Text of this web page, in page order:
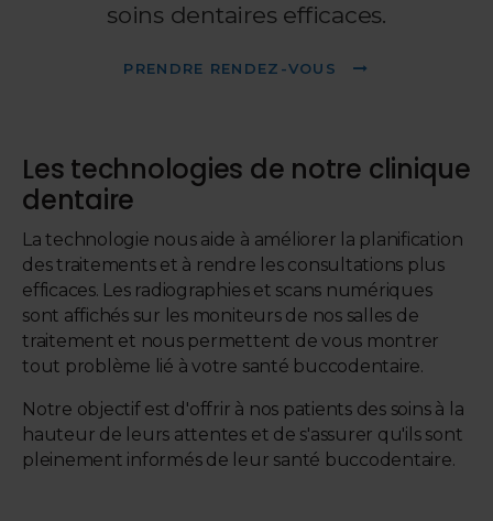
soins dentaires efficaces.
PRENDRE RENDEZ-VOUS
Les technologies de notre clinique
dentaire
La technologie nous aide à améliorer la planification
des traitements et à rendre les consultations plus
efficaces. Les radiographies et scans numériques
sont affichés sur les moniteurs de nos salles de
traitement et nous permettent de vous montrer
tout problème lié à votre santé buccodentaire.
Notre objectif est d'offrir à nos patients des soins à la
hauteur de leurs attentes et de s'assurer qu'ils sont
pleinement informés de leur santé buccodentaire.